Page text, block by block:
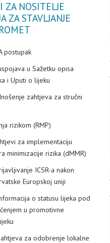
ZA NOSITELJE
ZA STAVLJANJE
postupak
u Sažetku opisa
i Uputi o lijeku
zahtjeva za stručni
rizikom (RMP)
za implementaciju
minimizacije rizika (dMMR)
ICSR-a nakon
Europskoj uniji
o statusu lijeka pod
u promotivne
za odobrenje lokalne